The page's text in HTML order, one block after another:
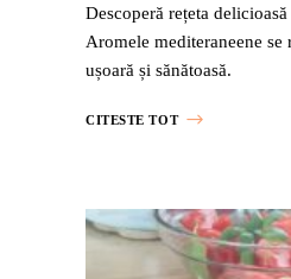
Descoperă rețeta
Aromele mediteraneene se
ușoară și sănătoasă.
CITESTE TOT